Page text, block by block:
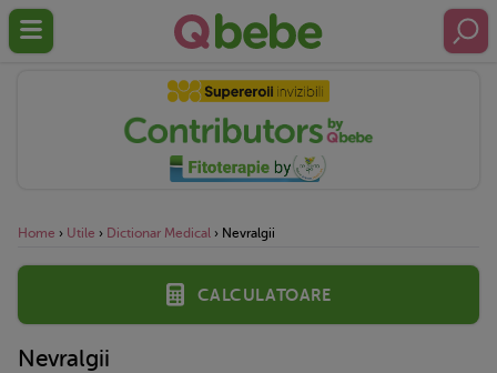
Home › Utile › Dictionar Medical › Nevralgii
Calculatoare
Nevralgii